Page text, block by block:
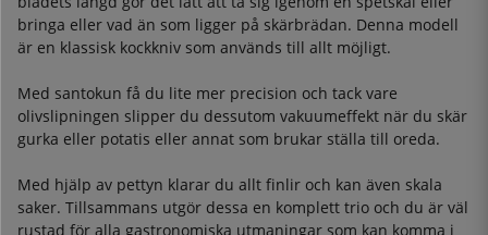
bringa eller vad än som ligger på skärbrädan. Denna modell
är en klassisk kockkniv som används till allt möjligt.
Med santokun få du lite mer precision och tack vare
olivslipningen slipper du dessutom vakuumeffekt när du skär
gurka eller potatis eller annat som brukar ställa till oreda.
Med hjälp av pettyn klarar du allt finlir och kan även skala
saker. Tillsammans utgör dessa en komplett trio och du är väl
rustad för alla gastronomiska utmaningar som kan komma i